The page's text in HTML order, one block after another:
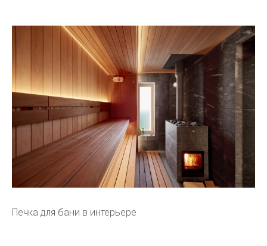
Печка для бани в интерьере